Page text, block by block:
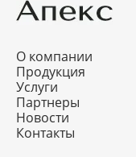
О компании
Продукция
Услуги
Партнеры
Новости
Контакты